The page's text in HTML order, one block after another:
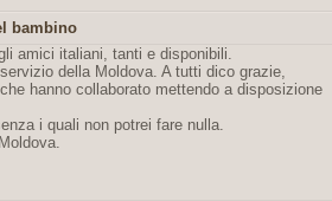
bambino
amici italiani, tanti e disponibili.
della Moldova. A tutti dico grazie,
hanno collaborato mettendo a disposizione
i quali non potrei fare nulla.